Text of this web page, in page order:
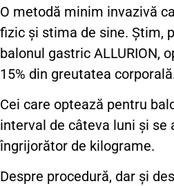
O metodă minim invazivă
fizic și stima de sine. Știm,
balonul gastric ALLURION,
15% din greutatea
Cei care optează pentru
interval de câteva luni și se
îngrijorător de kilograme.
Despre procedură, dar și